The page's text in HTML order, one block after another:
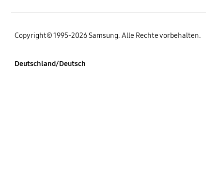
Copyright© 1995-2026 Samsung. Alle Rechte vorbehalten.
Deutschland/Deutsch